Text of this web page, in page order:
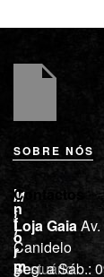
SOBRE NÓS
M
i
l
í
c
L
o
j
a
Vestuário
I
n
f
o
r
m
Contactos
Loja Gaia
Canidelo
Seg. a Sáb.: